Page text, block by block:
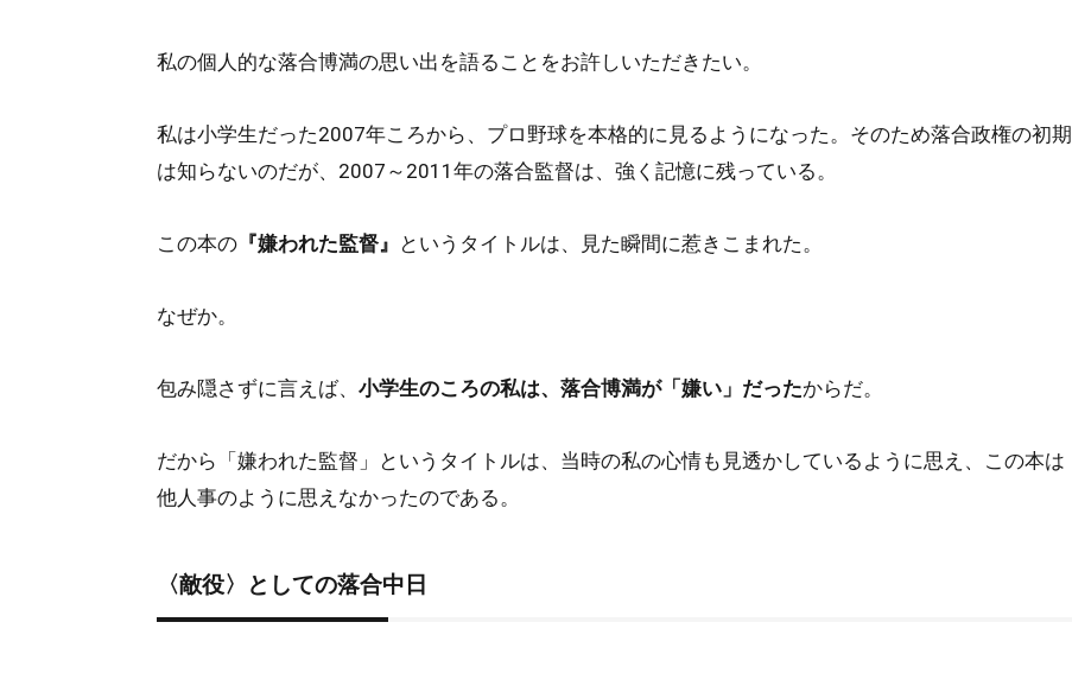
私の個人的な落合博満の思い出を語ることをお許しいただきたい。
私は小学生だった2007年ころから、プロ野球を本格的に見るようになった。そのため落合政権の初期
は知らないのだが、2007～2011年の落合監督は、強く記憶に残っている。
この本の 『嫌われた監督』 というタイトルは、見た瞬間に惹きこまれた。
なぜか。
包み隠さずに言えば、 小学生のころの私は、落合博満が「嫌い」だったからだ。
だから「嫌われた監督」というタイトルは、当時の私の心情も見透かしているように思え、この本は
他人事のように思えなかったのである。
〈敵役〉としての落合中日